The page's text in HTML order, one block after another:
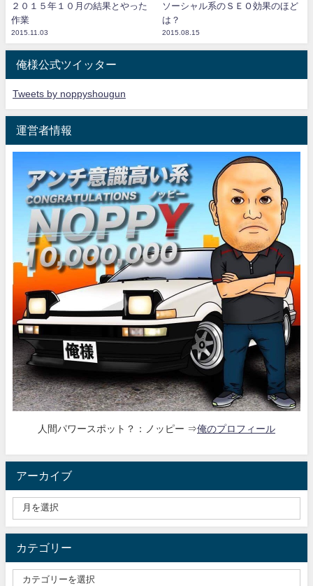
２０１５年１０月の結果とやった
作業
2015.11.03
ソーシャル系のＳＥＯ効果のほど
は？
2015.08.15
俺様公式ツイッター
Tweets by noppyshougun
運営者情報
人間パワースポット？：ノッピー ⇒俺のプロフィール
アーカイブ
カテゴリー